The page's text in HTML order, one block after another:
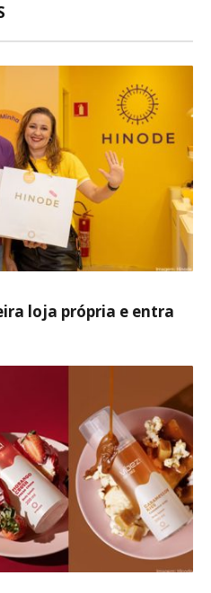
loja própria e entra